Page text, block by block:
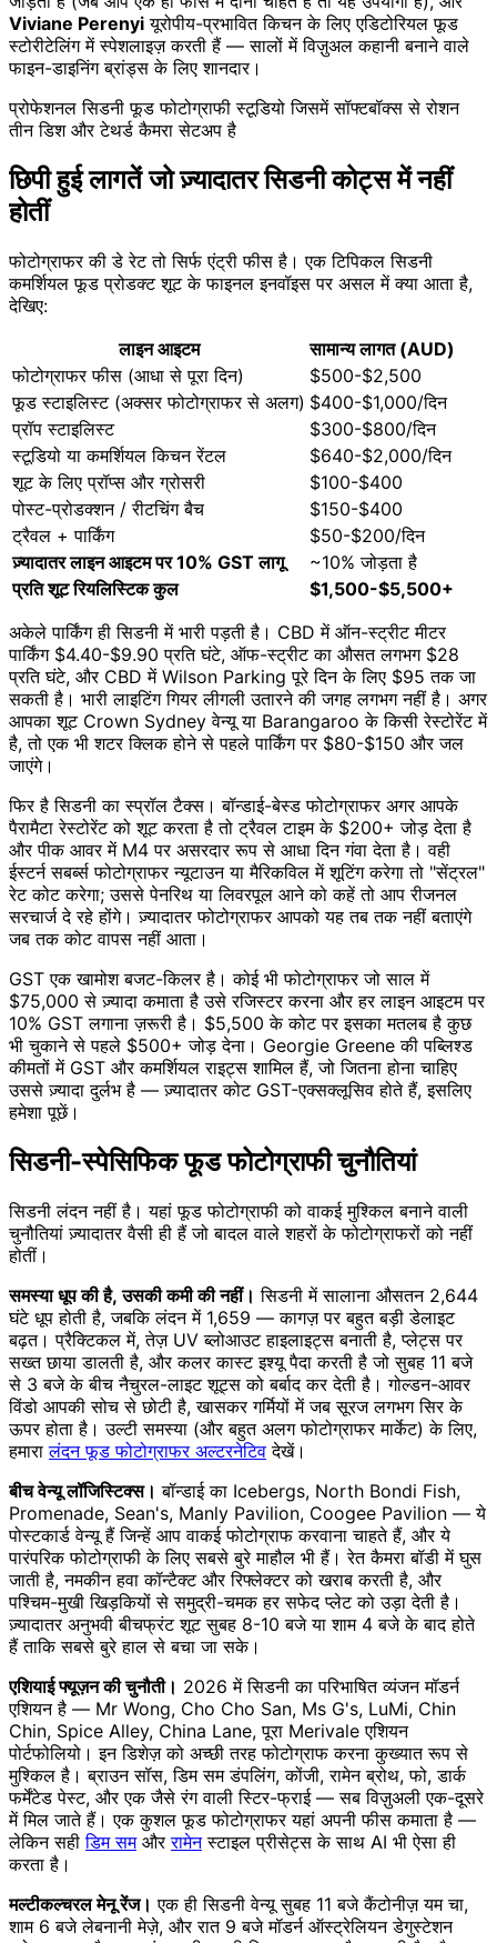
Viviane Perenyi यूरोपीय-प्रभावित किचन के लिए एडिटोरियल फूड
स्टोरीटेलिंग में स्पेशलाइज़ करती हैं — सालों में विज़ुअल कहानी बनाने वाले
फाइन-डाइनिंग ब्रांड्स के लिए शानदार।
प्रोफेशनल सिडनी फूड फोटोग्राफी स्टूडियो जिसमें सॉफ्टबॉक्स से रोशन
तीन डिश और टेथर्ड कैमरा सेटअप है
छिपी हुई लागतें जो ज़्यादातर सिडनी कोट्स में नहीं
होतीं
फोटोग्राफर की डे रेट तो सिर्फ एंट्री फीस है। एक टिपिकल सिडनी
कमर्शियल फूड प्रोडक्ट शूट के फाइनल इनवॉइस पर असल में क्या आता है,
देखिए:
लाइन आइटम
सामान्य लागत (AUD)
फोटोग्राफर फीस (आधा से पूरा दिन)
$500-$2,500
फूड स्टाइलिस्ट (अक्सर फोटोग्राफर से अलग) $400-$1,000/दिन
प्रॉप स्टाइलिस्ट
$300-$800/दिन
स्टूडियो या कमर्शियल किचन रेंटल
$640-$2,000/दिन
शूट के लिए प्रॉप्स और ग्रोसरी
$100-$400
पोस्ट-प्रोडक्शन / रीटचिंग बैच
$150-$400
ट्रैवल + पार्किंग
$50-$200/दिन
ज़्यादातर लाइन आइटम पर 10% GST लागू
~10% जोड़ता है
प्रति शूट रियलिस्टिक कुल
$1,500-$5,500+
अकेले पार्किंग ही सिडनी में भारी पड़ती है। CBD में ऑन-स्ट्रीट मीटर
पार्किंग $4.40-$9.90 प्रति घंटे, ऑफ-स्ट्रीट का औसत लगभग $28
प्रति घंटे, और CBD में Wilson Parking पूरे दिन के लिए $95 तक जा
सकती है। भारी लाइटिंग गियर लीगली उतारने की जगह लगभग नहीं है। अगर
आपका शूट Crown Sydney वेन्यू या Barangaroo के किसी रेस्टोरेंट में
है, तो एक भी शटर क्लिक होने से पहले पार्किंग पर $80-$150 और जल
जाएंगे।
फिर है सिडनी का स्प्रॉल टैक्स। बॉन्डाई-बेस्ड फोटोग्राफर अगर आपके
पैरामैटा रेस्टोरेंट को शूट करता है तो ट्रैवल टाइम के $200+ जोड़ देता है
और पीक आवर में M4 पर असरदार रूप से आधा दिन गंवा देता है। वही
ईस्टर्न सबर्ब्स फोटोग्राफर न्यूटाउन या मैरिकविल में शूटिंग करेगा तो "सेंट्रल"
रेट कोट करेगा; उससे पेनरिथ या लिवरपूल आने को कहें तो आप रीजनल
सरचार्ज दे रहे होंगे। ज़्यादातर फोटोग्राफर आपको यह तब तक नहीं बताएंगे
जब तक कोट वापस नहीं आता।
GST एक खामोश बजट-किलर है। कोई भी फोटोग्राफर जो साल में
$75,000 से ज़्यादा कमाता है उसे रजिस्टर करना और हर लाइन आइटम पर
10% GST लगाना ज़रूरी है। $5,500 के कोट पर इसका मतलब है कुछ
भी चुकाने से पहले $500+ जोड़ देना। Georgie Greene की पब्लिश्ड
कीमतों में GST और कमर्शियल राइट्स शामिल हैं, जो जितना होना चाहिए
उससे ज़्यादा दुर्लभ है — ज़्यादातर कोट GST-एक्सक्लूसिव होते हैं, इसलिए
हमेशा पूछें।
सिडनी-स्पेसिफिक फूड फोटोग्राफी चुनौतियां
सिडनी लंदन नहीं है। यहां फूड फोटोग्राफी को वाकई मुश्किल बनाने वाली
चुनौतियां ज़्यादातर वैसी ही हैं जो बादल वाले शहरों के फोटोग्राफरों को नहीं
होतीं।
समस्या धूप की है, उसकी कमी की नहीं। सिडनी में सालाना औसतन 2,644
घंटे धूप होती है, जबकि लंदन में 1,659 — कागज़ पर बहुत बड़ी डेलाइट
बढ़त। प्रैक्टिकल में, तेज़ UV ब्लोआउट हाइलाइट्स बनाती है, प्लेट्स पर
सख्त छाया डालती है, और कलर कास्ट इश्यू पैदा करती है जो सुबह 11 बजे
से 3 बजे के बीच नैचुरल-लाइट शूट्स को बर्बाद कर देती है। गोल्डन-आवर
विंडो आपकी सोच से छोटी है, खासकर गर्मियों में जब सूरज लगभग सिर के
ऊपर होता है। उल्टी समस्या (और बहुत अलग फोटोग्राफर मार्केट) के लिए,
हमारालंदन फूड फोटोग्राफर अल्टरनेटिव देखें।
बीच वेन्यू लॉजिस्टिक्स। बॉन्डाई का Icebergs, North Bondi Fish,
Promenade, Sean's, Manly Pavilion, Coogee Pavilion — ये
पोस्टकार्ड वेन्यू हैं जिन्हें आप वाकई फोटोग्राफ करवाना चाहते हैं, और ये
पारंपरिक फोटोग्राफी के लिए सबसे बुरे माहौल भी हैं। रेत कैमरा बॉडी में घुस
जाती है, नमकीन हवा कॉन्टैक्ट और रिफ्लेक्टर को खराब करती है, और
पश्चिम-मुखी खिड़कियों से समुद्री-चमक हर सफेद प्लेट को उड़ा देती है।
ज़्यादातर अनुभवी बीचफ्रंट शूट सुबह 8-10 बजे या शाम 4 बजे के बाद होते
हैं ताकि सबसे बुरे हाल से बचा जा सके।
एशियाई फ्यूज़न की चुनौती। 2026 में सिडनी का परिभाषित व्यंजन मॉडर्न
एशियन है — Mr Wong, Cho Cho San, Ms G's, LuMi, Chin
Chin, Spice Alley, China Lane, पूरा Merivale एशियन
पोर्टफोलियो। इन डिशेज़ को अच्छी तरह फोटोग्राफ करना कुख्यात रूप से
मुश्किल है। ब्राउन सॉस, डिम सम डंपलिंग, कोंजी, रामेन ब्रोथ, फो, डार्क
फर्मेंटेड पेस्ट, और एक जैसे रंग वाली स्टिर-फ्राई — सब विज़ुअली एक-दूसरे
में मिल जाते हैं। एक कुशल फूड फोटोग्राफर यहां अपनी फीस कमाता है —
लेकिन सहीडिम समऔररामेनस्टाइल प्रीसेट्स के साथ AI भी ऐसा ही
करता है।
मल्टीकल्चरल मेनू रेंज। एक ही सिडनी वेन्यू सुबह 11 बजे कैंटोनीज़ यम चा,
शाम 6 बजे लेबनानी मेज़े, और रात 9 बजे मॉडर्न ऑस्ट्रेलियन डेगुस्टेशन